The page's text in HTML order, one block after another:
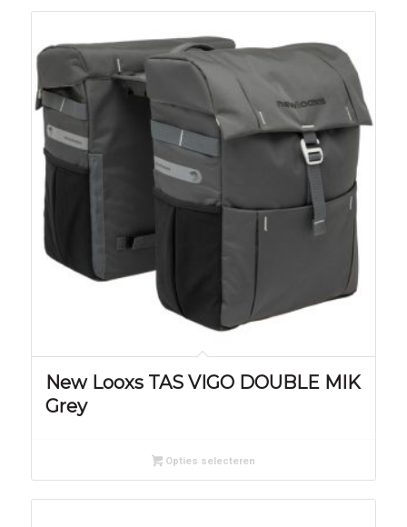
New Looxs TAS VIGO DOUBLE MIK
Grey
Opties selecteren